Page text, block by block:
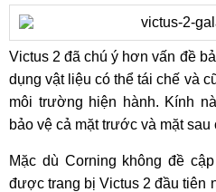
Victus 2 đã chú ý hơn vấn đề
dụng vật liệu có thể tái chế và
môi trường hiện hành. Kính
bảo vệ cả mặt trước và mặt sau
Mặc dù Corning không đề
được trang bị Victus 2 đầu tiên